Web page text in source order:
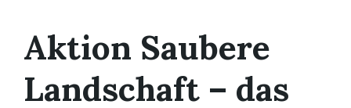
Aktion Saubere
Landschaft – das